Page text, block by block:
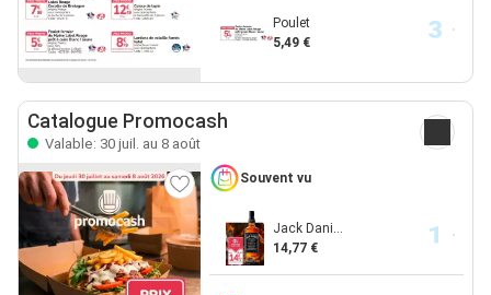
Poulet
5,49 €
Catalogue Promocash
Valable: 30 juil. au 8 août
Souvent vu
Jack Dani...
14,77 €